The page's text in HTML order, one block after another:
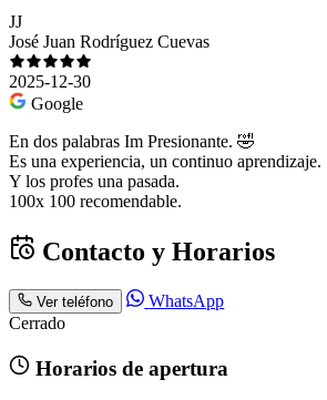
JJ
José Juan Rodríguez Cuevas
2025-12-30
Google
En dos palabras Im Presionante. 🤣
Es una experiencia, un continuo aprendizaje.
Y los profes una pasada.
100x 100 recomendable.
Contacto y Horarios
Ver teléfono
WhatsApp
Cerrado
Horarios de apertura